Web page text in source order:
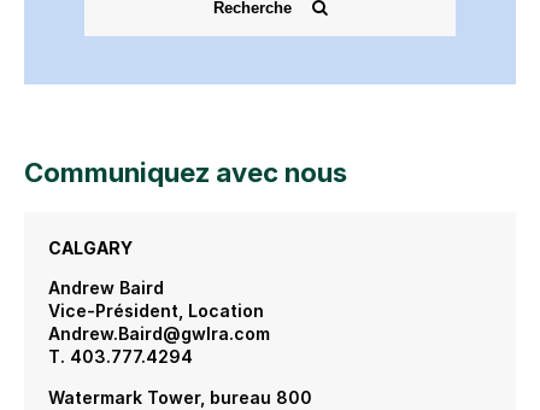
Recherche
Communiquez avec nous
CALGARY
Andrew Baird
Vice-Président, Location
Andrew.Baird@gwlra.com
T. 403.777.4294
Watermark Tower, bureau 800